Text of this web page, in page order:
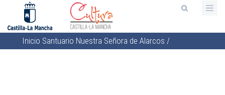
contenido
principal
Sobrescribir
Inicio Santuario Nuestra Señora de Alarcos /